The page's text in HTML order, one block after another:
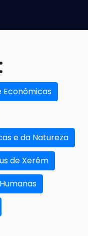
Econômicas
e da Natureza
de Xerém